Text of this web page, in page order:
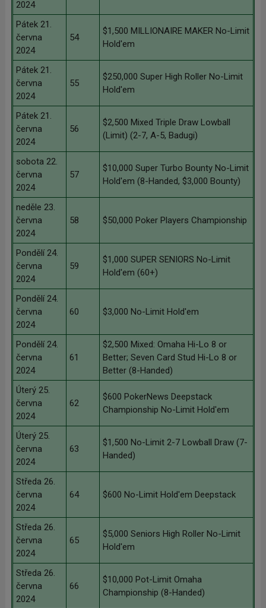
2024
Pátek 21.
června
2024
54
$1,500 MILLIONAIRE MAKER No-Limit
Hold'em
Pátek 21.
června
2024
55
$250,000 Super High Roller No-Limit
Hold'em
Pátek 21.
června
2024
56
$2,500 Mixed Triple Draw Lowball
(Limit) (2-7, A-5, Badugi)
sobota 22.
června
2024
57
$10,000 Super Turbo Bounty No-Limit
Hold'em (8-Handed, $3,000 Bounty)
neděle 23.
června
2024
58 $50,000 Poker Players Championship
Pondělí 24.
června
2024
59
$1,000 SUPER SENIORS No-Limit
Hold'em (60+)
Pondělí 24.
června
2024
60 $3,000 No-Limit Hold'em
Pondělí 24.
června
2024
61
$2,500 Mixed: Omaha Hi-Lo 8 or
Better; Seven Card Stud Hi-Lo 8 or
Better (8-Handed)
Úterý 25.
června
2024
62
$600 PokerNews Deepstack
Championship No-Limit Hold'em
Úterý 25.
června
2024
63
$1,500 No-Limit 2-7 Lowball Draw (7-
Handed)
Středa 26.
června
2024
64 $600 No-Limit Hold'em Deepstack
Středa 26.
června
2024
65
$5,000 Seniors High Roller No-Limit
Hold'em
Středa 26.
června
2024
66
$10,000 Pot-Limit Omaha
Championship (8-Handed)